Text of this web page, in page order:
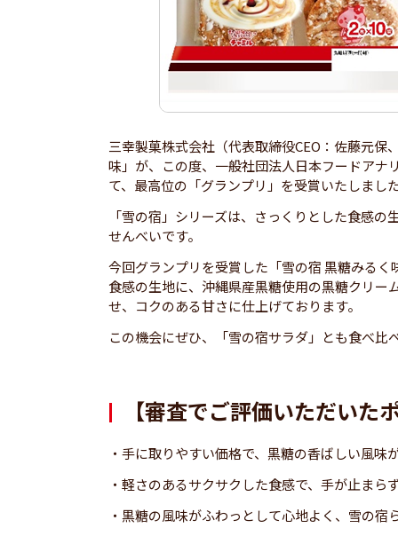
三幸製菓株式会社（代表取締役CEO：佐藤元
味」が、この度、一般社団法人日本フードアナ
て、最高位の「グランプリ」を受賞いたしまし
「雪の宿」シリーズは、さっくりとした食感
せんべいです。
今回グランプリを受賞した「雪の宿 黒糖みる
食感の生地に、沖縄県産黒糖使用の黒糖クリ
せ、コクのある甘さに仕上げております。
この機会にぜひ、「雪の宿サラダ」とも食べ比
【審査でご評価いただいた
・手に取りやすい価格で、黒糖の香ばしい風味
・軽さのあるサクサクした食感で、手が止まら
・黒糖の風味がふわっとして心地よく、雪の